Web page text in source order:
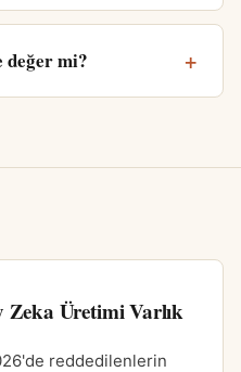
mi?
Zeka Üretimi Varlık
reddedilenlerin